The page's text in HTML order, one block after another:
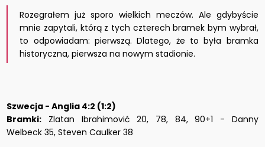
Rozegrałem już sporo wielkich meczów. Ale gdybyście
mnie zapytali, którą z tych czterech bramek bym wybrał,
to odpowiadam: pierwszą. Dlatego, że to była bramka
historyczna, pierwsza na nowym stadionie.
Szwecja - Anglia 4:2 (1:2)
Bramki: Zlatan Ibrahimović 20, 78, 84, 90+1 - Danny
Welbeck 35, Steven Caulker 38